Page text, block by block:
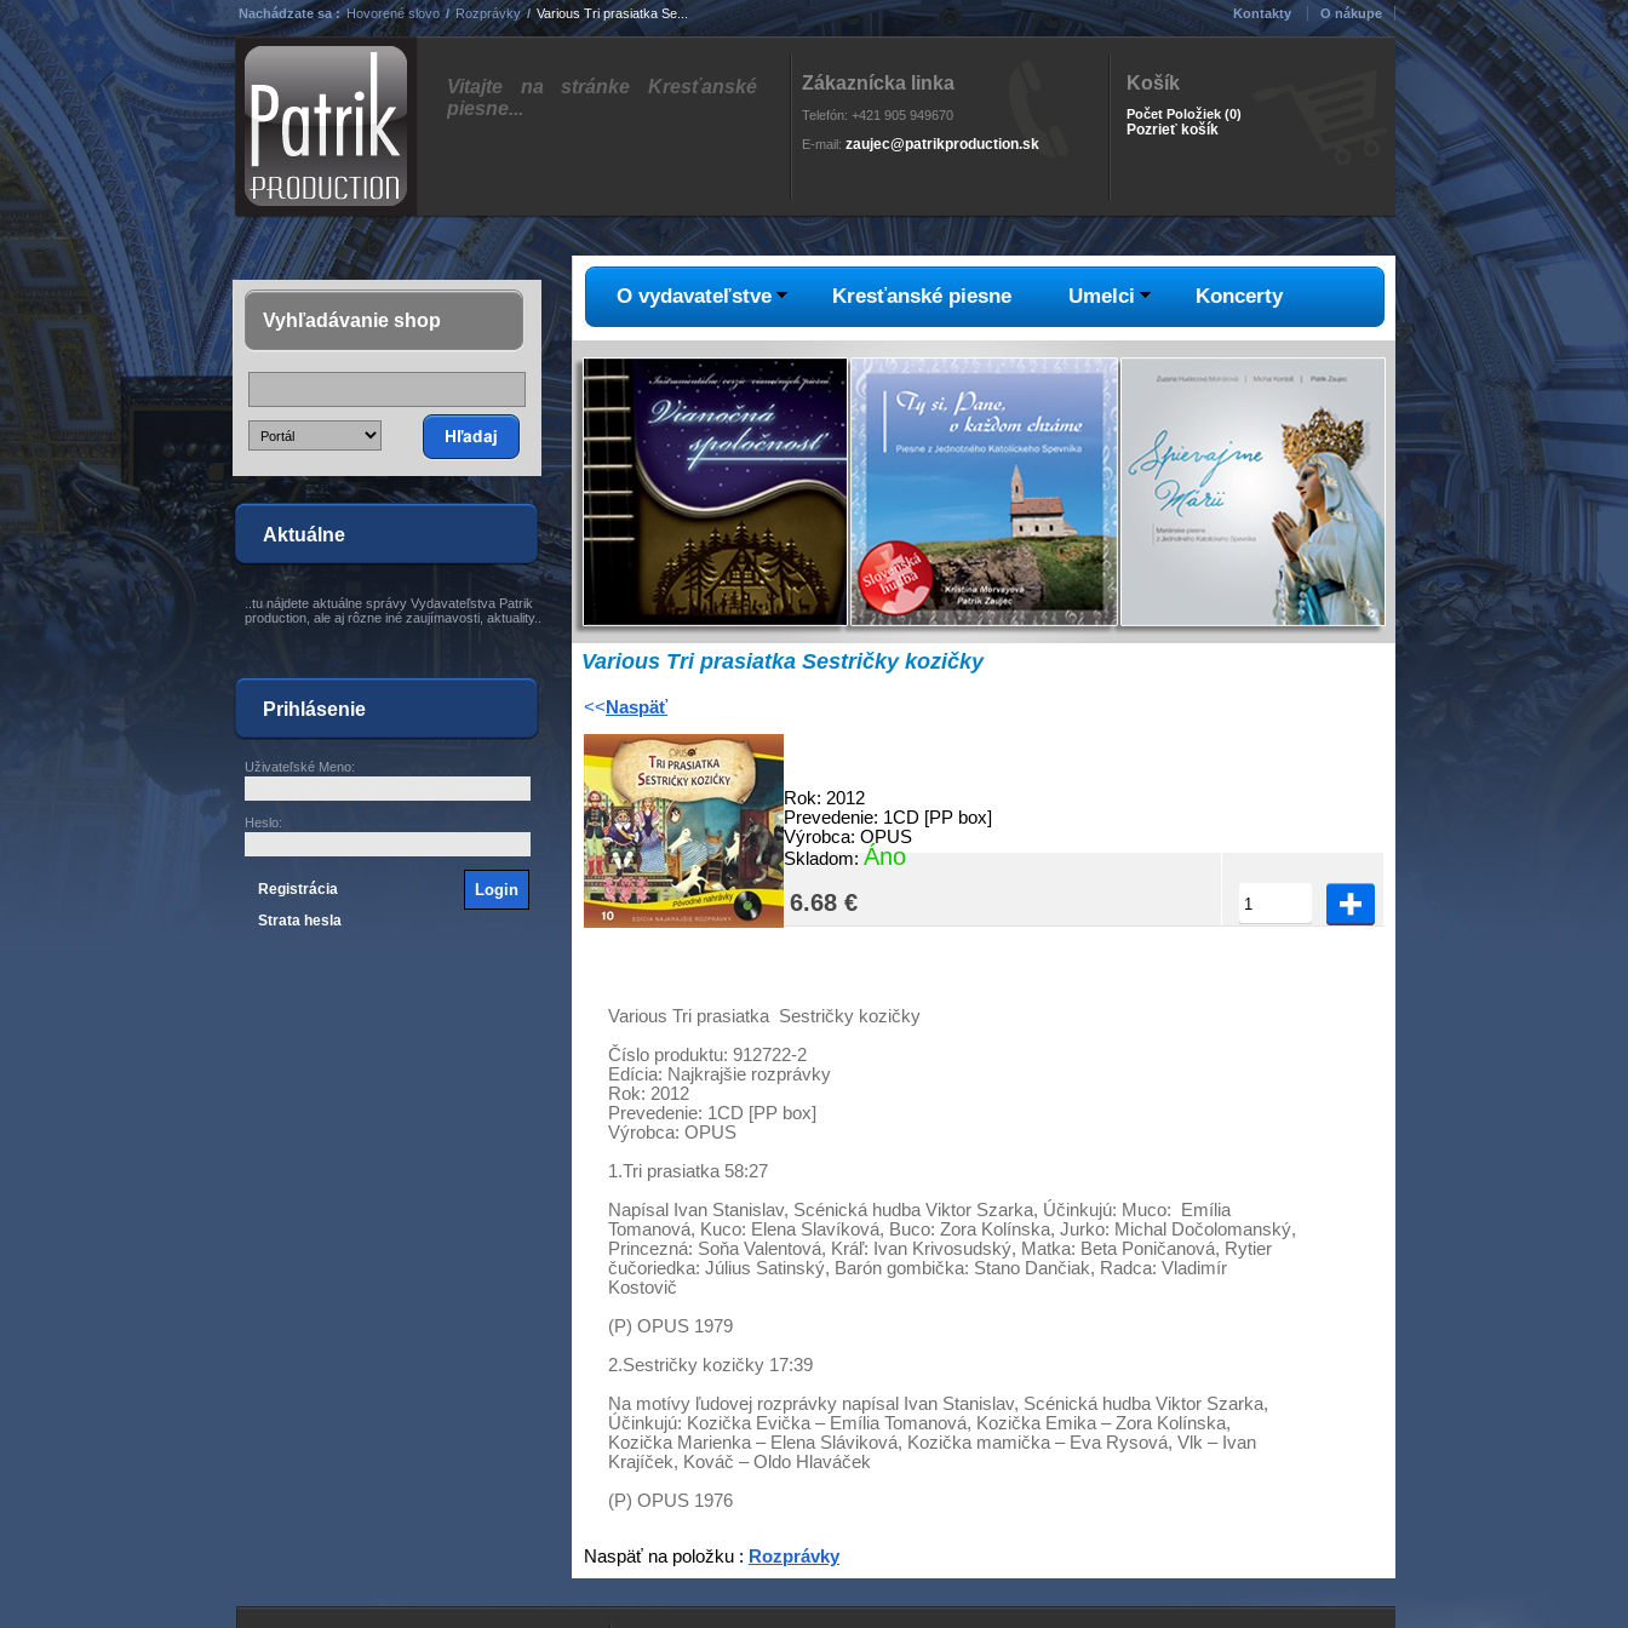
Various Tri prasiatka Sestričky kozičky
Zákaznícka linka
Telefón: +421 905 949670
E-mail: zaujec@patrikproduction.sk
Nachádzate sa : Hovorené slovo / Rozprávky / Various Tri prasiatka Se...
Košík
Počet Položiek (0)
Pozrieť košík
Vitajte na stránke Kresťanské
piesne...
Kontakty O nákupe
Vyhľadávanie shop
Aktuálne
..tu nájdete aktuálne správy Vydavateľstva Patrik
production, ale aj rôzne iné zaujímavosti, aktuality..
Prihlásenie
Uživateľské Meno:
Heslo:
Registrácia
Strata hesla
O vydavateľstve Kresťanské piesne Umelci Koncerty
<<Naspäť
Rok: 2012
Prevedenie: 1CD [PP box]
Výrobca: OPUS
Skladom: Áno
6.68 €
Various Tri prasiatka Sestričky kozičky
Číslo produktu: 912722-2
Edícia: Najkrajšie rozprávky
Rok: 2012
Prevedenie: 1CD [PP box]
Výrobca: OPUS
1.Tri prasiatka 58:27
Napísal Ivan Stanislav, Scénická hudba Viktor Szarka, Účinkujú: Muco: Emília
Tomanová, Kuco: Elena Slavíková, Buco: Zora Kolínska, Jurko: Michal Dočolomanský,
Princezná: Soňa Valentová, Kráľ: Ivan Krivosudský, Matka: Beta Poničanová, Rytier
čučoriedka: Július Satinský, Barón gombička: Stano Dančiak, Radca: Vladimír
Kostovič
(P) OPUS 1979
2.Sestričky kozičky 17:39
Na motívy ľudovej rozprávky napísal Ivan Stanislav, Scénická hudba Viktor Szarka,
Účinkujú: Kozička Evička – Emília Tomanová, Kozička Emika – Zora Kolínska,
Kozička Marienka – Elena Sláviková, Kozička mamička – Eva Rysová, Vlk – Ivan
Krajíček, Kováč – Oldo Hlaváček
(P) OPUS 1976
Naspäť na položku : Rozprávky